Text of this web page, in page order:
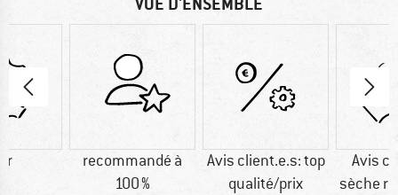
recommandé à
100 %
Avis client.e.s: top
qualité/prix
Avis
sèche